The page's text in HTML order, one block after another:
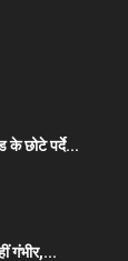
छोटे पर्दे...
गंभीर,...